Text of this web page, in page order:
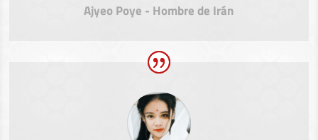
Ajyeo Poye - Hombre de Irán